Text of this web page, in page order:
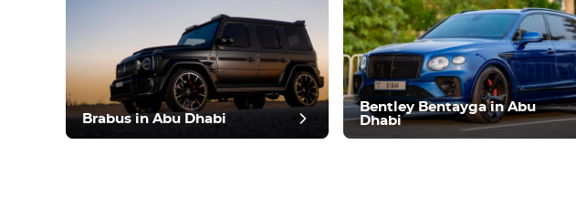
revisión del puesto
Brabus in Abu Dhabi
Bentley Bentayga in Abu
Dhabi